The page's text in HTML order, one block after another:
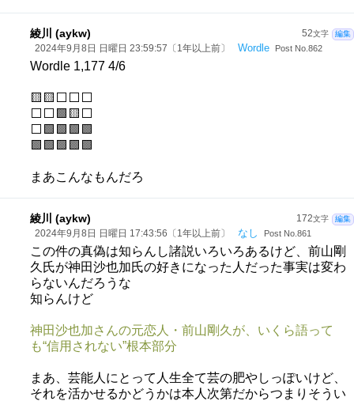
52文字 編集
綾川 (aykw)
2024年9月8日 日曜日 23:59:57〔1年以上前〕 Wordle Post No.862
Wordle 1,177 4/6
🟨🟨⬜⬜⬜
⬜⬜🟩🟨⬜
⬜🟩🟩🟩🟩
🟩🟩🟩🟩🟩
まあこんなもんだろ
172文字 編集
綾川 (aykw)
2024年9月8日 日曜日 17:43:56〔1年以上前〕 なし Post No.861
この件の真偽は知らんし諸説いろいろあるけど、前山剛
久氏が神田沙也加氏の好きになった人だった事実は変わ
らないんだろうな
知らんけど
神田沙也加さんの元恋人・前山剛久が、いくら語って
も“信用されない”根本部分
まあ、芸能人にとって人生全て芸の肥やしっぽいけど、
それを活かせるかどうかは本人次第だからつまりそうい